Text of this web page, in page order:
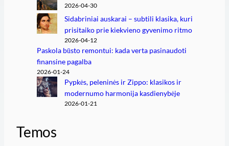
2026-04-30
Sidabriniai auskarai – subtili klasika, kuri
prisitaiko prie kiekvieno gyvenimo ritmo
2026-04-12
Paskola būsto remontui: kada verta pasinaudoti
finansine pagalba
2026-01-24
Pypkės, peleninės ir Zippo: klasikos ir
modernumo harmonija kasdienybėje
2026-01-21
Temos